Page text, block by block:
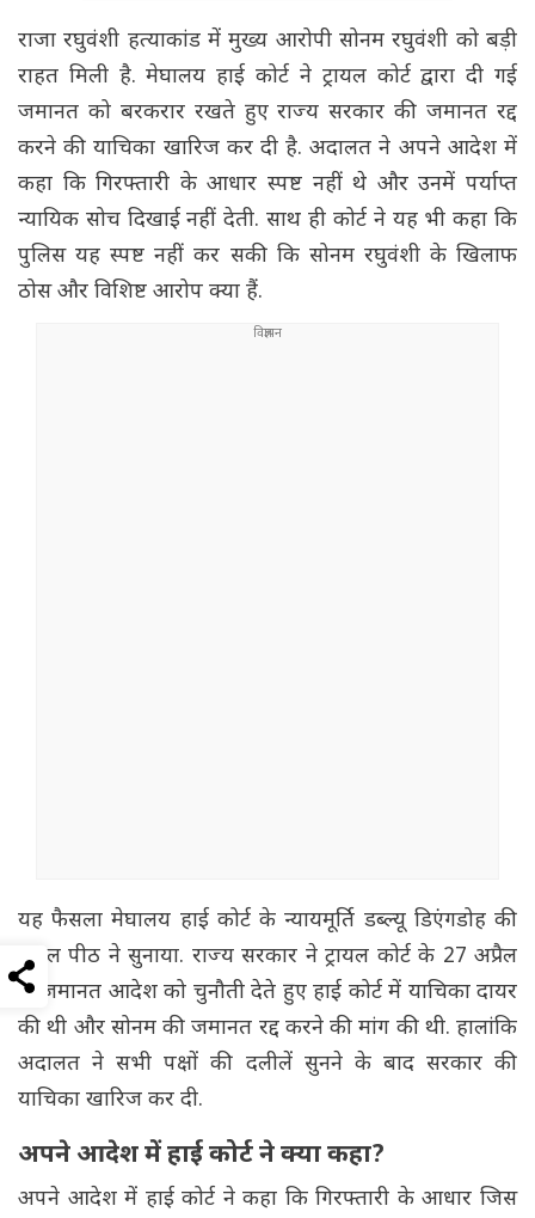
राजा रघुवंशी हत्याकांड में मुख्य आरोपी सोनम रघुवंशी को बड़ी
राहत मिली है. मेघालय हाई कोर्ट ने ट्रायल कोर्ट द्वारा दी गई
जमानत को बरकरार रखते हुए राज्य सरकार की जमानत रद्द
करने की याचिका खारिज कर दी है. अदालत ने अपने आदेश में
कहा कि गिरफ्तारी के आधार स्पष्ट नहीं थे और उनमें पर्याप्त
न्यायिक सोच दिखाई नहीं देती. साथ ही कोर्ट ने यह भी कहा कि
पुलिस यह स्पष्ट नहीं कर सकी कि सोनम रघुवंशी के खिलाफ
ठोस और विशिष्ट आरोप क्या हैं.
यह फैसला मेघालय हाई कोर्ट के न्यायमूर्ति डब्ल्यू डिएंगडोह की
एकल पीठ ने सुनाया. राज्य सरकार ने ट्रायल कोर्ट के 27 अप्रैल
के जमानत आदेश को चुनौती देते हुए हाई कोर्ट में याचिका दायर
की थी और सोनम की जमानत रद्द करने की मांग की थी. हालांकि
अदालत ने सभी पक्षों की दलीलें सुनने के बाद सरकार की
याचिका खारिज कर दी.
अपने आदेश में हाई कोर्ट ने क्या कहा?
अपने आदेश में हाई कोर्ट ने कहा कि गिरफ्तारी के आधार जिस